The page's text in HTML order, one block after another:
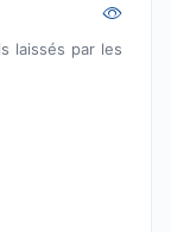
laissés par les